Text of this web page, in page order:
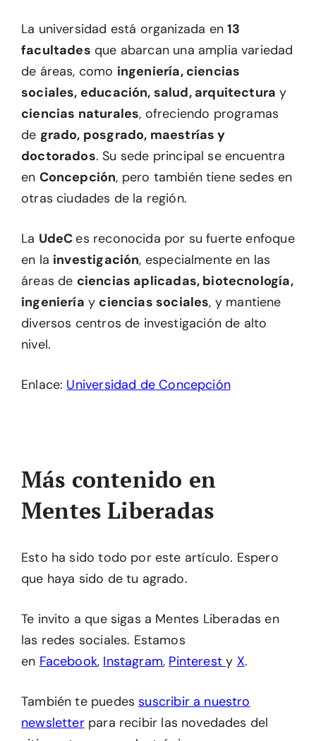
La universidad está organizada en13
facultades que abarcan una amplia variedad
de áreas, como ingeniería, ciencias
sociales, educación, salud, arquitectura y
ciencias naturales, ofreciendo programas
de grado, posgrado, maestrías y
doctorados. Su sede principal se encuentra
en Concepción, pero también tiene sedes en
otras ciudades de la región.
La UdeC es reconocida por su fuerte enfoque
en la investigación, especialmente en las
áreas de ciencias aplicadas, biotecnología,
ingeniería y ciencias sociales, y mantiene
diversos centros de investigación de alto
nivel.
Enlace: Universidad de Concepción
Más contenido en
Mentes Liberadas
Esto ha sido todo por este artículo. Espero
que haya sido de tu agrado.
Te invito a que sigas a Mentes Liberadas en
las redes sociales. Estamos
en Facebook, Instagram, Pinteresty X.
También te puedessuscribir a nuestro
newsletterpara recibir las novedades del